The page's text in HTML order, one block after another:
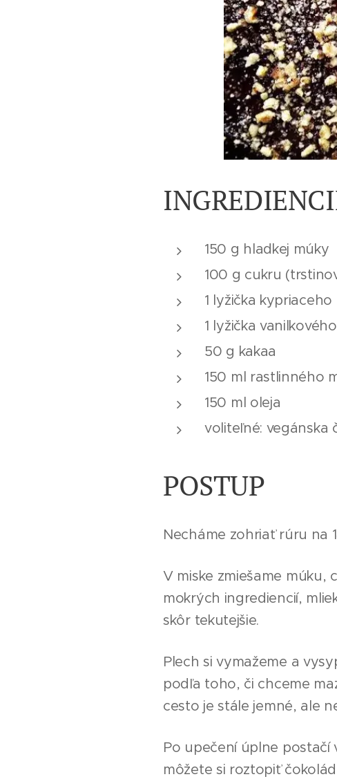
150 g hladkej múky
100 g cukru
1 lyžička kypriaceho
1 lyžička
50 g kakaa
150 ml rastlinného
150 ml oleja
voliteľné: vegánska
POSTUP
Necháme zohriať rúru na
V miske zmiešame múku,
mokrých ingrediencií,
skôr tekutejšie.
Plech si vymažeme a
podľa toho, či chceme
cesto je stále jemné, ale
Po upečení úplne postačí
môžete si roztopiť